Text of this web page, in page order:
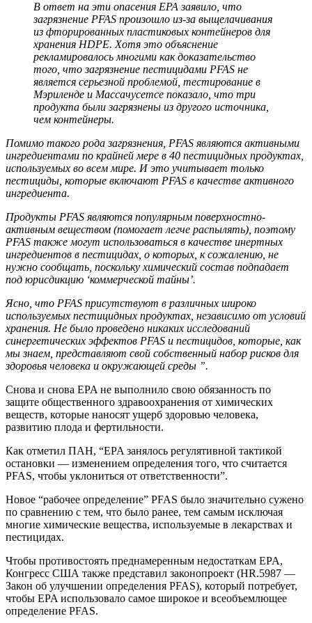
В ответ на эти опасения EPA заявило, что
загрязнение PFAS произошло из-за выщелачивания
из фторированных пластиковых контейнеров для
хранения HDPE. Хотя это объяснение
рекламировалось многими как доказательство
того, что загрязнение пестицидами PFAS не
является серьезной проблемой, тестирование в
Мэриленде и Массачусетсе показало, что три
продукта были загрязнены из другого источника,
чем контейнеры.
Помимо такого рода загрязнения, PFAS являются активными
ингредиентами по крайней мере в 40 пестицидных продуктах,
используемых во всем мире. И это учитывает только
пестициды, которые включают PFAS в качестве активного
ингредиента.
Продукты PFAS являются популярным поверхностно-
активным веществом (помогает легче распылять), поэтому
PFAS также могут использоваться в качестве инертных
ингредиентов в пестицидах, о которых, к сожалению, не
нужно сообщать, поскольку химический состав подпадает
под юрисдикцию ‘коммерческой тайны’.
Ясно, что PFAS присутствуют в различных широко
используемых пестицидных продуктах, независимо от условий
хранения. Не было проведено никаких исследований
синергетических эффектов PFAS и пестицидов, которые, как
мы знаем, представляют свой собственный набор рисков для
здоровья человека и окружающей среды ”.
Снова и снова EPA не выполнило свою обязанность по
защите общественного здравоохранения от химических
веществ, которые наносят ущерб здоровью человека,
развитию плода и фертильности.
Как отметил ПАН, “EPA занялось регулятивной тактикой
остановки — изменением определения того, что считается
PFAS, чтобы уклониться от ответственности”.
Новое “рабочее определение” PFAS было значительно сужено
по сравнению с тем, что было ранее, тем самым исключая
многие химические вещества, используемые в лекарствах и
пестицидах.
Чтобы противостоять преднамеренным недостаткам EPA,
Конгресс США также представил законопроект (HR.5987 —
Закон об улучшении определения PFAS), который потребует,
чтобы EPA использовало самое широкое и всеобъемлющее
определение PFAS.